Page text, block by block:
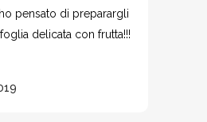
pensato di preparargli
delicata con frutta!!!